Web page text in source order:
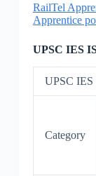
RailTel
Apprentice
UPSC IES
UPSC IES
Category